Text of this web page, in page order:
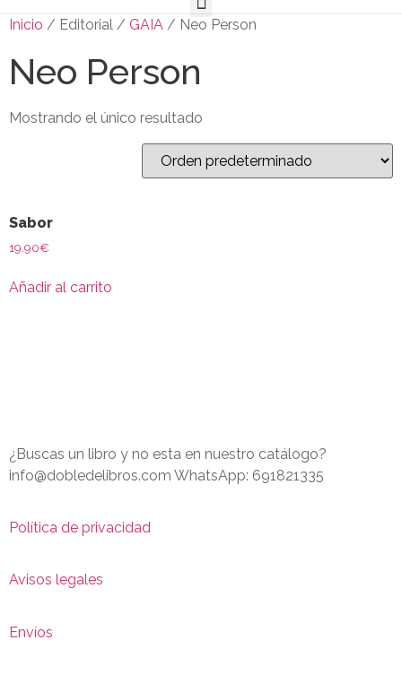
Inicio / Editorial / GAIA / Neo Person
Neo Person
Mostrando el único resultado
Sabor
19.90€
Añadir al carrito
¿Buscas un libro y no esta en nuestro catálogo?
info@dobledelibros.com WhatsApp: 691821335
Política de privacidad
Avisos legales
Envíos